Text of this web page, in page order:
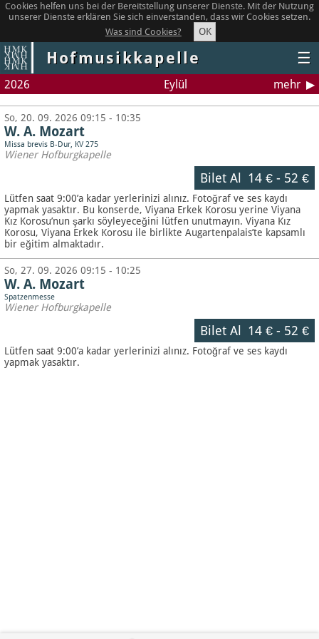
Cookies helfen uns bei der Bereitstellung unserer Dienste. Mit der Nutzung
unserer Dienste erklären Sie sich einverstanden, dass wir Cookies setzen.
Was sind Cookies?
OK
Hofmusikkapelle ☰
2026 Eylül mehr
So, 20. 09. 2026 09:15 - 10:35
W. A. Mozart
Missa brevis B-Dur, KV 275
Wiener Hofburgkapelle
Bilet Al 14 €- 52 €
Lütfen saat 9:00’a kadar yerlerinizi alınız. Fotoğraf ve ses kaydı
yapmak yasaktır. Bu konserde, Viyana Erkek Korosu yerine Viyana
Kız Korosu’nun şarkı söyleyeceğini lütfen unutmayın. Viyana Kız
Korosu, Viyana Erkek Korosu ile birlikte Augartenpalais’te kapsamlı
bir eğitim almaktadır.
So, 27. 09. 2026 09:15 - 10:25
W. A. Mozart
Spatzenmesse
Wiener Hofburgkapelle
Bilet Al 14 €- 52 €
Lütfen saat 9:00’a kadar yerlerinizi alınız. Fotoğraf ve ses kaydı
yapmak yasaktır.